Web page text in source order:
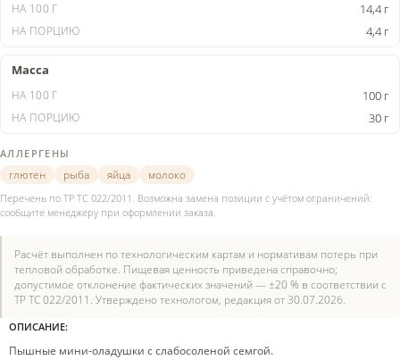
14,4 г
4,4 г
Масса
100 г
30 г
АЛЛЕРГЕНЫ
глютен
рыба яйца
молоко
Перечень по ТР ТС 022/2011. Возможна замена позиции с учётом ограничений:
сообщите менеджеру при оформлении заказа.
Расчёт выполнен по технологическим картам и нормативам потерь при
тепловой обработке. Пищевая ценность приведена справочно;
допустимое отклонение фактических значений — ±20 % в соответствии с
ТР ТС 022/2011. Утверждено технологом, редакция от 30.07.2026.
ОПИСАНИЕ:
Пышные мини-оладушки с слабосоленой семгой.